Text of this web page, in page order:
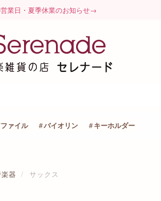
業日・夏季休業のお知らせ→
ァイル バイオリン キーホルダー
器 サックス